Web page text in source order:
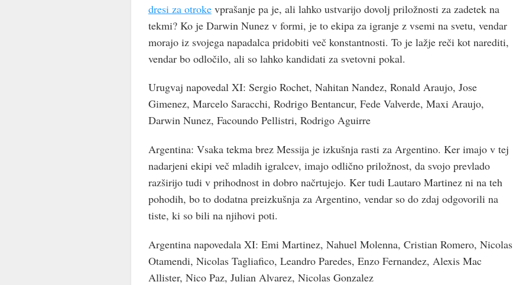
dresi za otrokevprašanje pa je, ali lahko ustvarijo dovolj priložnosti za zadetek na
tekmi? Ko je Darwin Nunez v formi, je to ekipa za igranje z vsemi na svetu, vendar
morajo iz svojega napadalca pridobiti več konstantnosti. To je lažje reči kot narediti,
vendar bo odločilo, ali so lahko kandidati za svetovni pokal.
Urugvaj napovedal XI: Sergio Rochet, Nahitan Nandez, Ronald Araujo, Jose
Gimenez, Marcelo Saracchi, Rodrigo Bentancur, Fede Valverde, Maxi Araujo,
Darwin Nunez, Facoundo Pellistri, Rodrigo Aguirre
Argentina: Vsaka tekma brez Messija je izkušnja rasti za Argentino. Ker imajo v tej
nadarjeni ekipi več mladih igralcev, imajo odlično priložnost, da svojo prevlado
razširijo tudi v prihodnost in dobro načrtujejo. Ker tudi Lautaro Martinez ni na teh
pohodih, bo to dodatna preizkušnja za Argentino, vendar so do zdaj odgovorili na
tiste, ki so bili na njihovi poti.
Argentina napovedala XI: Emi Martinez, Nahuel Molenna, Cristian Romero, Nicolas
Otamendi, Nicolas Tagliafico, Leandro Paredes, Enzo Fernandez, Alexis Mac
Allister, Nico Paz, Julian Alvarez, Nicolas Gonzalez